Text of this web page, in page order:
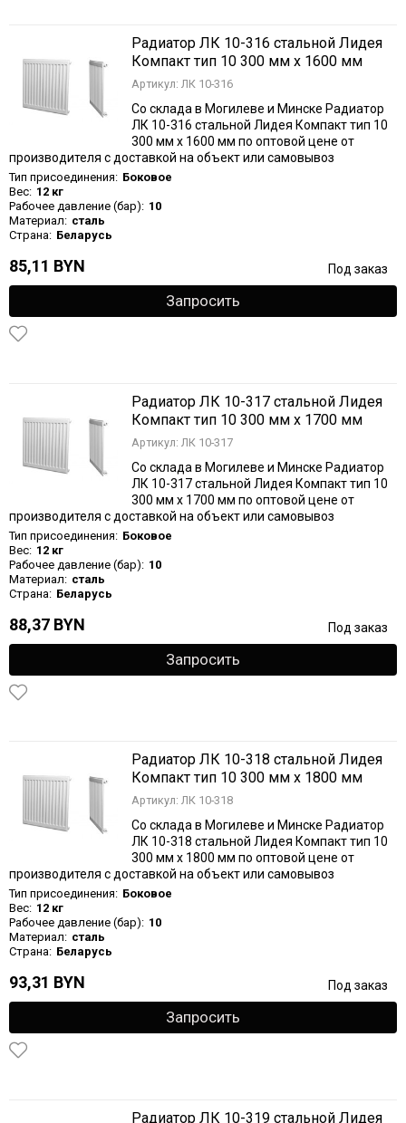
Радиатор ЛК 10-316 стальной Лидея
Компакт тип 10 300 мм х 1600 мм
Артикул: ЛК 10-316
Со склада в Могилеве и Минске Радиатор
ЛК 10-316 стальной Лидея Компакт тип 10
300 мм х 1600 мм по оптовой цене от
производителя с доставкой на объект или самовывоз
Тип присоединения: Боковое
Вес: 12 кг
Рабочее давление (бар): 10
Материал: сталь
Страна: Беларусь
85,11 BYN Под заказ
Запросить
Радиатор ЛК 10-317 стальной Лидея
Компакт тип 10 300 мм х 1700 мм
Артикул: ЛК 10-317
Со склада в Могилеве и Минске Радиатор
ЛК 10-317 стальной Лидея Компакт тип 10
300 мм х 1700 мм по оптовой цене от
производителя с доставкой на объект или самовывоз
Тип присоединения: Боковое
Вес: 12 кг
Рабочее давление (бар): 10
Материал: сталь
Страна: Беларусь
88,37 BYN Под заказ
Запросить
Радиатор ЛК 10-318 стальной Лидея
Компакт тип 10 300 мм х 1800 мм
Артикул: ЛК 10-318
Со склада в Могилеве и Минске Радиатор
ЛК 10-318 стальной Лидея Компакт тип 10
300 мм х 1800 мм по оптовой цене от
производителя с доставкой на объект или самовывоз
Тип присоединения: Боковое
Вес: 12 кг
Рабочее давление (бар): 10
Материал: сталь
Страна: Беларусь
93,31 BYN Под заказ
Запросить
Радиатор ЛК 10-319 стальной Лидея